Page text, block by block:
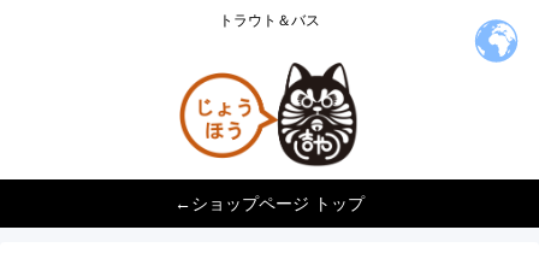
トラウト＆バス
←ショップページ トップ